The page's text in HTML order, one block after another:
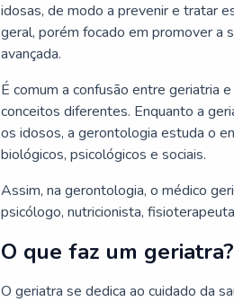
idosas, de modo a prevenir e tratar
geral, porém focado em promover a
avançada.
É comum a confusão entre geriatria
conceitos diferentes. Enquanto a
os idosos, a gerontologia estuda o
biológicos, psicológicos e sociais.
Assim, na gerontologia, o médico
psicólogo, nutricionista,
O que faz um geriatra?
O geriatra se dedica ao cuidado da